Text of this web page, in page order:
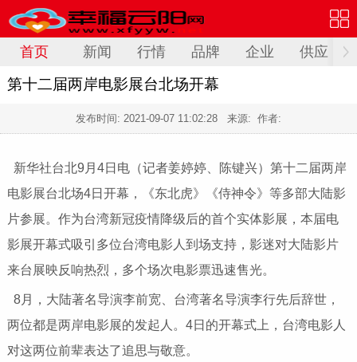
首页 新闻 行情 品牌 企业 供应
第十二届两岸电影展台北场开幕
发布时间: 2021-09-07 11:02:28 来源: 作者:
新华社台北9月4日电（记者姜婷婷、陈键兴）第十二届两岸
电影展台北场4日开幕，《东北虎》《侍神令》等多部大陆影
片参展。作为台湾新冠疫情降级后的首个实体影展，本届电
影展开幕式吸引多位台湾电影人到场支持，影迷对大陆影片
来台展映反响热烈，多个场次电影票迅速售光。
8月，大陆著名导演李前宽、台湾著名导演李行先后辞世，
两位都是两岸电影展的发起人。4日的开幕式上，台湾电影人
对这两位前辈表达了追思与敬意。